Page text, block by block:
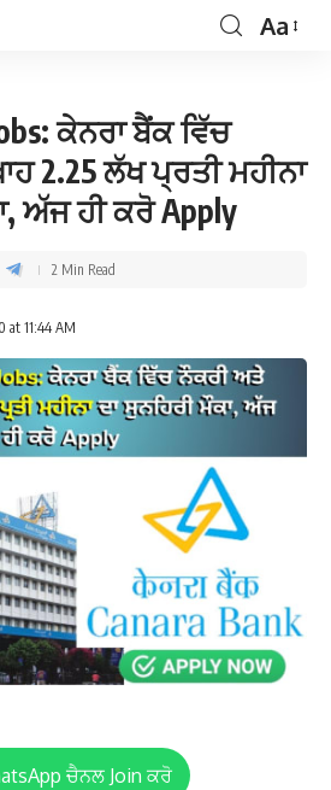
Aa
ਕੇਨਰਾ ਬੈਂਕ ਵਿੱਚ
2.25 ਲੱਖ ਪ੍ਰਤੀ ਮਹੀਨਾ
ਅੱਜ ਹੀ ਕਰੋ Apply
at 11:44 AM
2 Min Read
ਚੈਨਲ Join ਕਰੋ